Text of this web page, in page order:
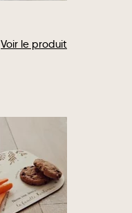
Voir le produit